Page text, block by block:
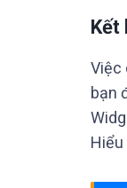
Kết
Việc
bạn